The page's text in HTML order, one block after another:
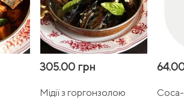
305.00 грн
Мідії з горгонзолою